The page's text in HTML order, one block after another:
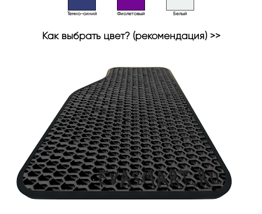
Темно-синий Фиолетовый Белый
Как выбрать цвет? (рекомендация) >>